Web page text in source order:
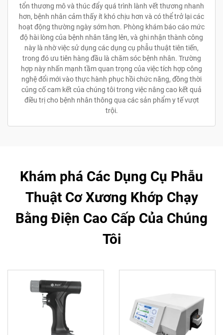
tổn thương mô và thúc đẩy quá trình lành vết thương nhanh
hơn, bệnh nhân cảm thấy ít khó chịu hơn và có thể trở lại các
hoạt động thường ngày sớm hơn. Phòng khám báo cáo mức
độ hài lòng của bệnh nhân tăng lên, và ghi nhận thành công
này là nhờ việc sử dụng các dụng cụ phẫu thuật tiên tiến,
trong đó ưu tiên hàng đầu là chăm sóc bệnh nhân. Trường
hợp này nhấn mạnh tầm quan trọng của việc tích hợp công
nghệ đổi mới vào thực hành phục hồi chức năng, đồng thời
củng cố cam kết của chúng tôi trong việc nâng cao kết quả
điều trị cho bệnh nhân thông qua các sản phẩm y tế vượt
trội.
Khám phá Các Dụng Cụ Phẫu
Thuật Cơ Xương Khớp Chạy
Bằng Điện Cao Cấp Của Chúng
Tôi